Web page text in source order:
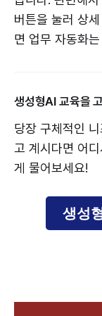
버튼을 눌러 상
면 업무 자동화
생성형AI 교육을
당장 구체적인
고 계시다면 어
게 물어보세요!
생성